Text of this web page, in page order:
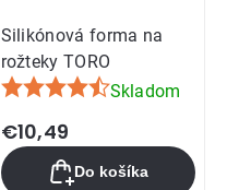
Silikónová forma na
rožteky TORO
Priemerné
hodnotenie
produktu
je
Skladom
€10,49
Do košíka